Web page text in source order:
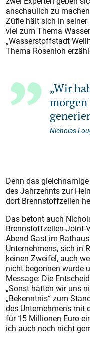
anschaulich zu
Züfle hält sich in seiner
viel zum Thema
„Wasserstoffstadt
Thema Rosenloh
„Wir
Nicholas
Denn das
des Jahrzehnts zur
dort Brennstoffzellen
Das betont auch
Brennstoffzellen-Joint-
Abend Gast im
Unternehmens, sich in
keinen Zweifel, auch
nicht begonnen wurde
Message: Die
„Sonst hätten wir uns
„Bekenntnis“ zum
des Unternehmens mit
für 15 Millionen Euro
ich auch noch nicht